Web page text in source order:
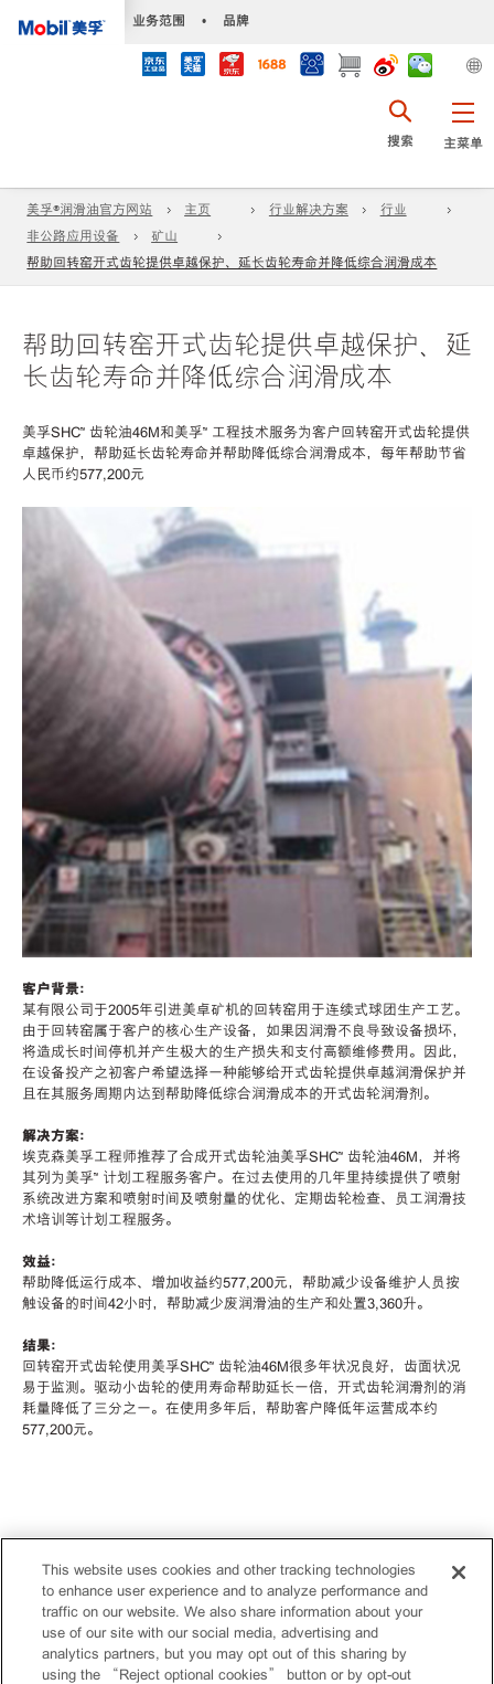
业务范围 • 品牌
主菜单
搜索
美孚®润滑油官方网站 主页 行业解决方案
行业
非公路应用设备
矿山
帮助回转窑开式齿轮提供卓越保护、延长齿轮寿命并降低综合润滑成本
帮助回转窑开式齿轮提供卓越保护、延
长齿轮寿命并降低综合润滑成本
美孚SHC™ 齿轮油46M和美孚™ 工程技术服务为客户回转窑开式齿轮提供
卓越保护，帮助延长齿轮寿命并帮助降低综合润滑成本，每年帮助节省
人民币约577,200元
客户背景：
某有限公司于2005年引进美卓矿机的回转窑用于连续式球团生产工艺。
由于回转窑属于客户的核心生产设备，如果因润滑不良导致设备损坏，
将造成长时间停机并产生极大的生产损失和支付高额维修费用。因此，
在设备投产之初客户希望选择一种能够给开式齿轮提供卓越润滑保护并
且在其服务周期内达到帮助降低综合润滑成本的开式齿轮润滑剂。
解决方案：
埃克森美孚工程师推荐了合成开式齿轮油美孚SHC™ 齿轮油46M，并将
其列为美孚™ 计划工程服务客户。在过去使用的几年里持续提供了喷射
系统改进方案和喷射时间及喷射量的优化、定期齿轮检查、员工润滑技
术培训等计划工程服务。
效益：
帮助降低运行成本、增加收益约577,200元，帮助减少设备维护人员按
触设备的时间42小时，帮助减少废润滑油的生产和处置3,360升。
结果：
回转窑开式齿轮使用美孚SHC™ 齿轮油46M很多年状况良好，齿面状况
易于监测。驱动小齿轮的使用寿命帮助延长一倍，开式齿轮润滑剂的消
耗量降低了三分之一。在使用多年后，帮助客户降低年运营成本约
577,200元。
This website uses cookies and other tracking technologies
to enhance user experience and to analyze performance and
traffic on our website. We also share information about your
use of our site with our social media, advertising and
analytics partners, but you may opt out of this sharing by
using the “Reject optional cookies” button or by opt-out